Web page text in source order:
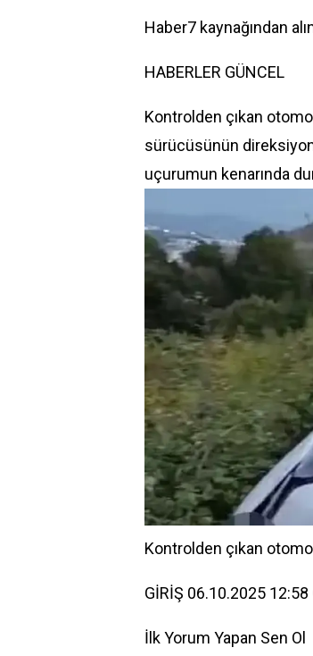
Haber7 kaynağından
HABERLER GÜNCEL
Kontrolden çıkan
sürücüsünün
uçurumun kenarında
Kontrolden çıkan
GİRİŞ 06.10.2025
İlk Yorum Yapan Sen Ol